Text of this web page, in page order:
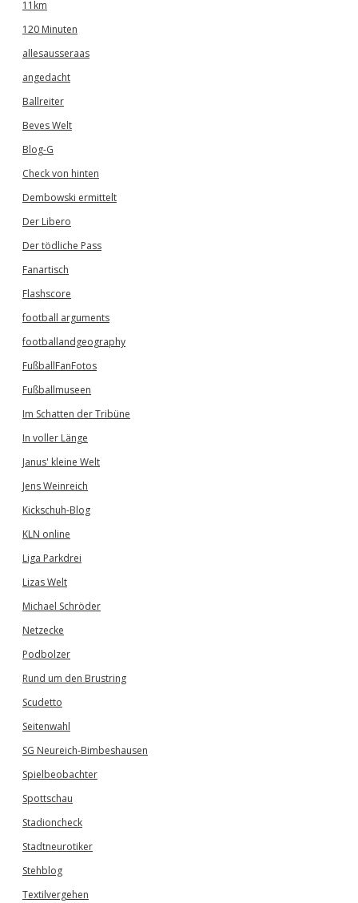
11km
120 Minuten
allesausseraas
angedacht
Ballreiter
Beves Welt
Blog-G
Check von hinten
Dembowski ermittelt
Der Libero
Der tödliche Pass
Fanartisch
Flashscore
football arguments
footballandgeography
FußballFanFotos
Fußballmuseen
Im Schatten der Tribüne
In voller Länge
Janus' kleine Welt
Jens Weinreich
Kickschuh-Blog
KLN online
Liga Parkdrei
Lizas Welt
Michael Schröder
Netzecke
Podbolzer
Rund um den Brustring
Scudetto
Seitenwahl
SG Neureich-Bimbeshausen
Spielbeobachter
Spottschau
Stadioncheck
Stadtneurotiker
Stehblog
Textilvergehen